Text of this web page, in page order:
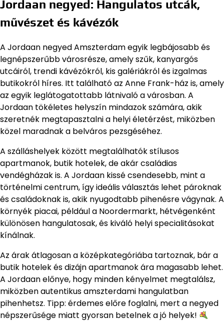
Jordaan negyed: Hangulatos utcák,
művészet és kávézók
A Jordaan negyed Amszterdam egyik legbájosabb és
legnépszerűbb városrésze, amely szűk, kanyargós
utcáiról, trendi kávézókról, kis galériákról és izgalmas
butikokról híres. Itt található az Anne Frank-ház is, amely
az egyik leglátogatottabb látnivaló a városban. A
Jordaan tökéletes helyszín mindazok számára, akik
szeretnék megtapasztalni a helyi életérzést, miközben
közel maradnak a belváros pezsgéséhez.
A szálláshelyek között megtalálhatók stílusos
apartmanok, butik hotelek, de akár családias
vendégházak is. A Jordaan kissé csendesebb, mint a
történelmi centrum, így ideális választás lehet pároknak
és családoknak is, akik nyugodtabb pihenésre vágynak. A
környék piacai, például a Noordermarkt, hétvégenként
különösen hangulatosak, és kiváló helyi specialitásokat
kínálnak.
Az árak átlagosan a középkategóriába tartoznak, bár a
butik hotelek és dizájn apartmanok ára magasabb lehet.
A Jordaan előnye, hogy minden kényelmet megtalálsz,
miközben autentikus amszterdami hangulatban
pihenhetsz. Tipp: érdemes előre foglalni, mert a negyed
népszerűsége miatt gyorsan betelnek a jó helyek!